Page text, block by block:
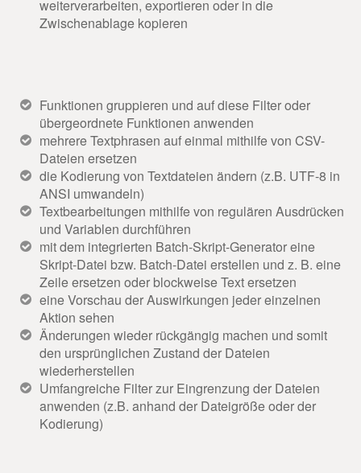
weiterverarbeiten, exportieren oder in die
Zwischenablage kopieren
Funktionen gruppieren und auf diese Filter oder
übergeordnete Funktionen anwenden
mehrere Textphrasen auf einmal mithilfe von CSV-
Dateien ersetzen
die Kodierung von Textdateien ändern (z.B. UTF-8 in
ANSI umwandeln)
Textbearbeitungen mithilfe von regulären Ausdrücken
und Variablen durchführen
mit dem integrierten Batch-Skript-Generator eine
Skript-Datei bzw. Batch-Datei erstellen und z. B. eine
Zeile ersetzen oder blockweise Text ersetzen
eine Vorschau der Auswirkungen jeder einzelnen
Aktion sehen
Änderungen wieder rückgängig machen und somit
den ursprünglichen Zustand der Dateien
wiederherstellen
Umfangreiche Filter zur Eingrenzung der Dateien
anwenden (z.B. anhand der Dateigröße oder der
Kodierung)